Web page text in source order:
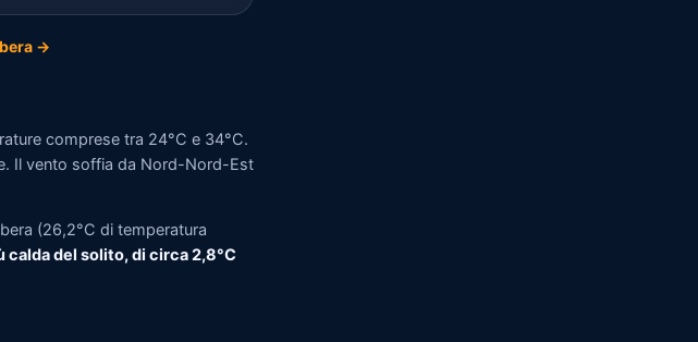
→
comprese tra 24°C e 34°C.
Il vento soffia da Nord-Nord-Est
(26,2°C di temperatura
calda del solito, di circa 2,8°C